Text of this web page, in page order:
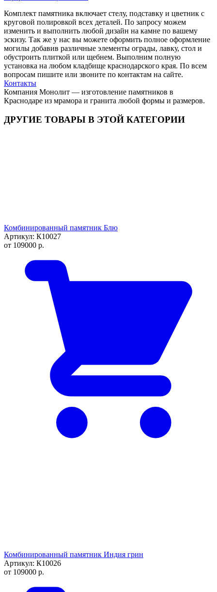
Комплект памятника включает стелу, подставку и цветник с
круговой полировкой всех деталей. По запросу можем
изменить и выполнить любой дизайн на камне по вашему
эскизу. Так же у нас вы можете оформить полное оформление
могилы добавив различные элементы ограды, лавку, стол и
обустроить плиткой или щебнем. Выполним полную
установка на любом кладбище краснодарского края. По всем
вопросам пишите или звоните по контактам на сайте.
Контакты
Компания Монолит — изготовление памятников в
Краснодаре из мрамора и гранита любой формы и размеров.
ДРУГИЕ ТОВАРЫ В ЭТОЙ КАТЕГОРИИ
Комбинированный памятник Блю
Артикул: К10027
от 109000 р.
Комбинированный памятник Индия грин
Артикул: К10026
от 109000 р.